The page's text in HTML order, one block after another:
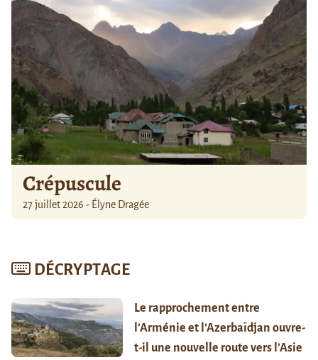
Crépuscule
27 juillet 2026 - Élyne Dragée
DÉCRYPTAGE
Le rapprochement entre
l’Arménie et l’Azerbaïdjan ouvre-
t-il une nouvelle route vers l’Asie